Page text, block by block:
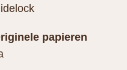
papieren